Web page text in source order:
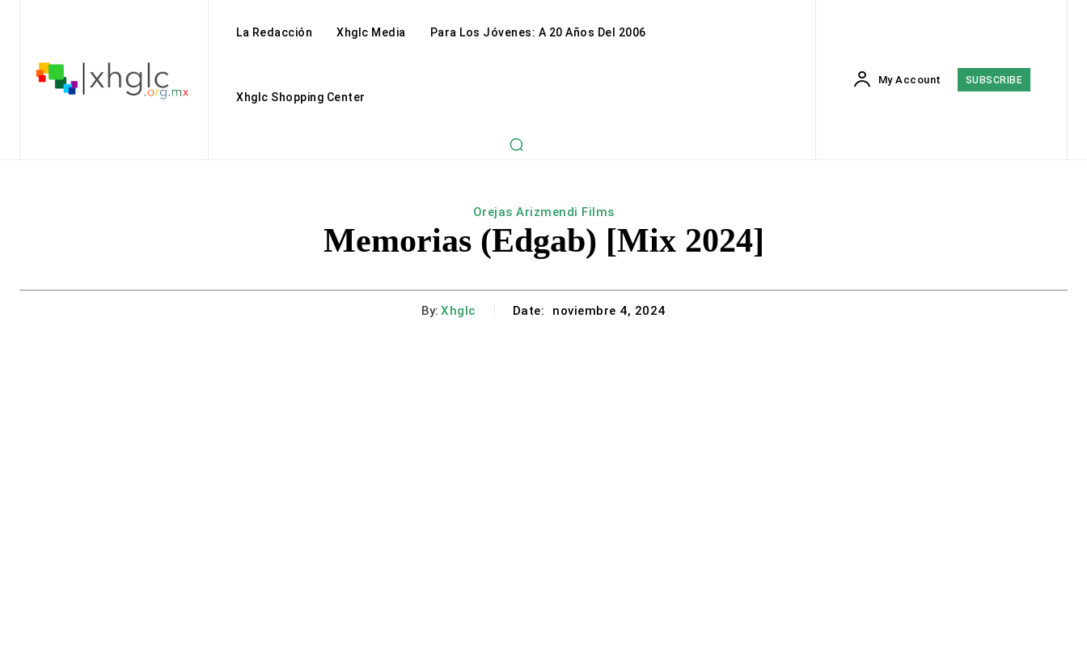
La Redacción Xhglc Media Para Los Jóvenes: A 20 Años Del 2006
Xhglc Shopping Center
My Account SUBSCRIBE
Orejas Arizmendi Films
Memorias (Edgab) [Mix 2024]
By: Xhglc Date: noviembre 4, 2024